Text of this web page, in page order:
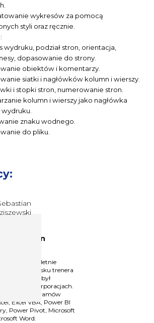
wykresów za pomocą
styli oraz ręcznie.
wydruku, podział stron, orientacja,
dopasowanie do strony.
obiektów i komentarzy.
siatki i nagłówków kolumn i wierszy.
i stopki stron, numerowanie stron.
kolumn i wierszy jako nagłówka
znaku wodnego.
do pliku.
Sebastian
ponad 12-letnie
na stanowisku trenera
które zdobył
korporacjach.
obsługi programów
Excel VBA, Power BI
Power Pivot, Microsoft
Word.